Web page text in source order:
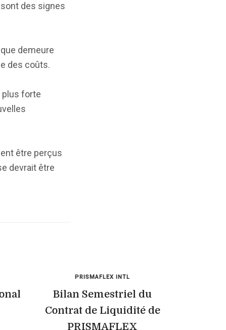
sont des signes
demeure
des coûts.
plus forte
être perçus
devrait être
PRISMAFLEX INTL
Bilan Semestriel du
Contrat de Liquidité de
PRISMAFLEX